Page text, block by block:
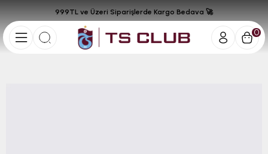
0
999TL ve Üzeri Siparişlerde Kargo Bedava 🚀